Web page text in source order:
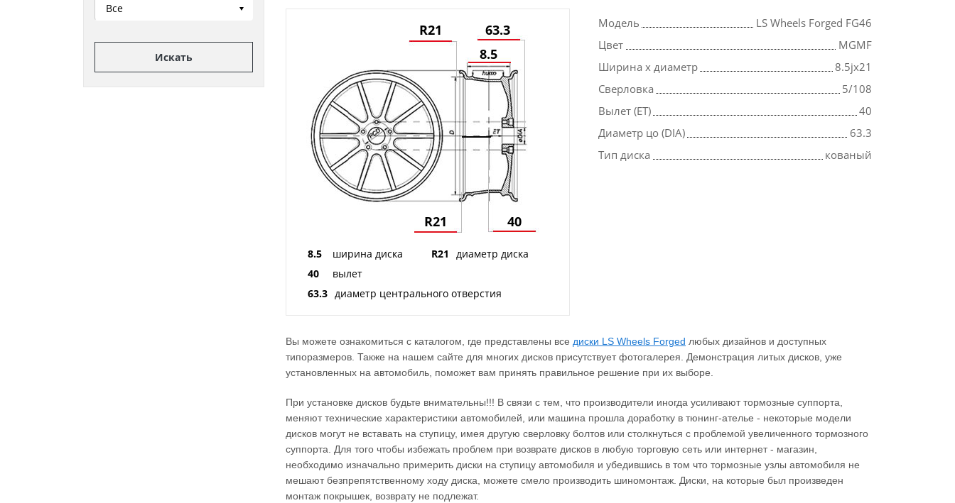
Все
Искать
R21
63.3
8.5
R21 40
8.5 ширина диска R21
диаметр диска
40
вылет
63.3 диаметр центрального отверстия
Модель
LS Wheels Forged FG46
Цвет
MGMF
Ширина х диаметр
8.5jx21
Сверловка
5/108
Вылет (ET)
40
Диаметр цо (DIA)
63.3
Тип диска
кованый
Вы можете ознакомиться с каталогом, где представлены все диски LS Wheels Forged любых дизайнов и доступных
типоразмеров. Также на нашем сайте для многих дисков присутствует фотогалерея. Демонстрация литых дисков, уже
установленных на автомобиль, поможет вам принять правильное решение при их выборе.
При установке дисков будьте внимательны!!! В связи с тем, что производители иногда усиливают тормозные суппорта,
меняют технические характеристики автомобилей, или машина прошла доработку в тюнинг-ателье - некоторые модели
дисков могут не вставать на ступицу, имея другую сверловку болтов или столкнуться с проблемой увеличенного тормозного
суппорта. Для того чтобы избежать проблем при возврате дисков в любую торговую сеть или интернет - магазин,
необходимо изначально примерить диски на ступицу автомобиля и убедившись в том что тормозные узлы автомобиля не
мешают безпрепятственному ходу диска, можете смело производить шиномонтаж. Диски, на которые был произведен
монтаж покрышек, возврату не подлежат.